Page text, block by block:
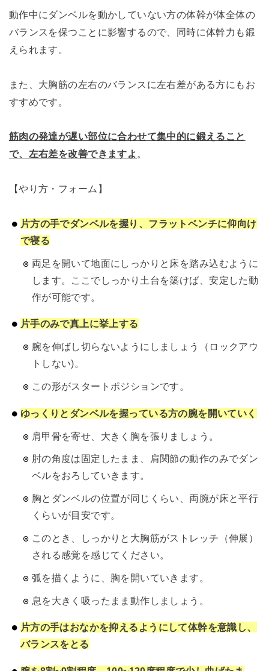
動作中にダンベルを動かしていない方の体幹が体全体の
バランスを保つことに影響するので、同時に体幹力も鍛
えられます。
また、大胸筋の左右のバランスに左右差がある方にもお
すすめです。
筋肉の発達が遅い部位に合わせて集中的に鍛えること
で、左右差を改善できますよ 。
【やり方・フォーム】
片方の手でダンベルを握り、フラットベンチに仰向け
で寝る
両足を開いて地面にしっかりと床を踏み込むように
します。ここでしっかり土台を築けば、安定した動
作が可能です。
片手のみで真上に挙上する
腕を伸ばし切らないようにしましょう（ロックアウ
トしない)。
この形がスタートポジションです。
ゆっくりとダンベルを握っている方の腕を開いていく
肩甲骨を寄せ、大きく胸を張りましょう。
肘の角度は固定したまま、肩関節の動作のみでダン
ベルをおろしていきます。
胸とダンベルの位置が同じくらい、両腕が床と平行
くらいが目安です。
このとき、しっかりと大胸筋がストレッチ（伸展）
される感覚を感じてください。
弧を描くように、胸を開いていきます。
息を大きく吸ったまま動作しましょう。
片方の手はおなかを抑えるようにして体幹を意識し、
バランスをとる